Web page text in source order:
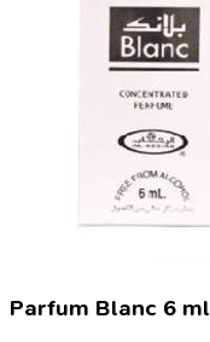
Parfum Blanc 6 ml